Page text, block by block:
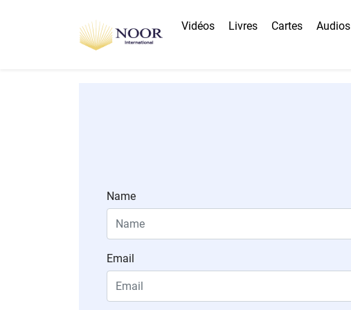
Vidéos Livres Cartes Audios
Name
Email